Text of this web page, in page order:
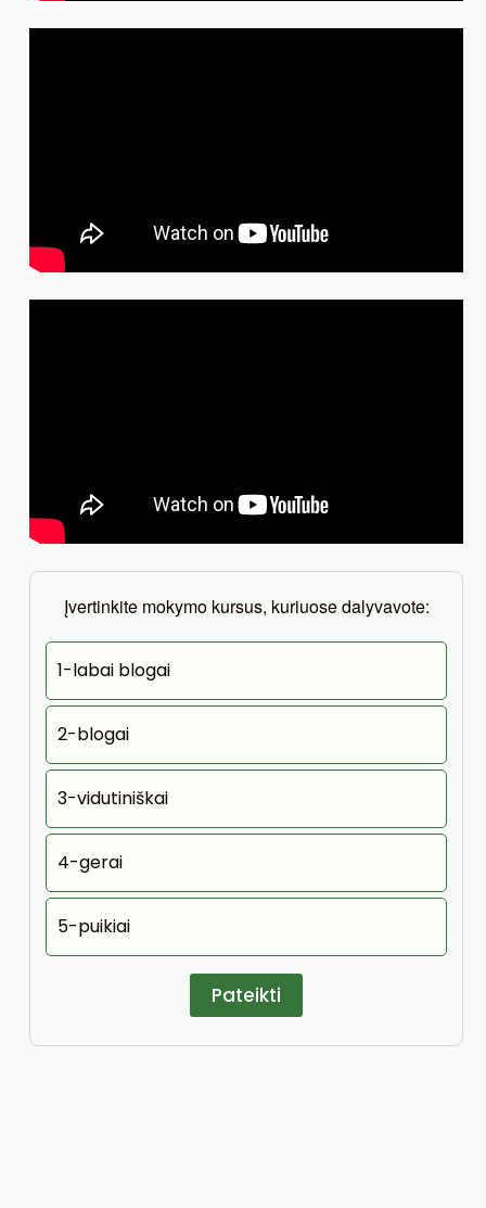
Įvertinkite mokymo kursus, kuriuose dalyvavote:
1-labai blogai
2-blogai
3-vidutiniškai
4-gerai
5-puikiai